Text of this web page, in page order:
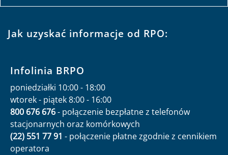
Jak uzyskać informacje od RPO:
Infolinia BRPO
poniedziałki 10:00 - 18:00
wtorek - piątek 8:00 - 16:00
800 676 676- połączenie bezpłatne z telefonów
stacjonarnych oraz komórkowych
(22) 551 77 91 - połączenie płatne zgodnie z cennikiem
operatora